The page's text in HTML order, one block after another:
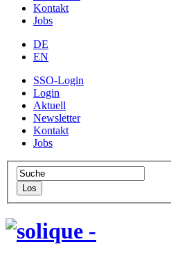
Kontakt
Jobs
DE
EN
SSO-Login
Login
Aktuell
Newsletter
Kontakt
Jobs